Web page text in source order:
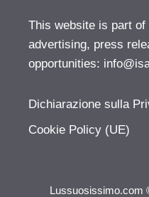
This website is part
advertising, press
opportunities:
Dichiarazione sulla
Cookie Policy (UE)
Lussuosissimo.com